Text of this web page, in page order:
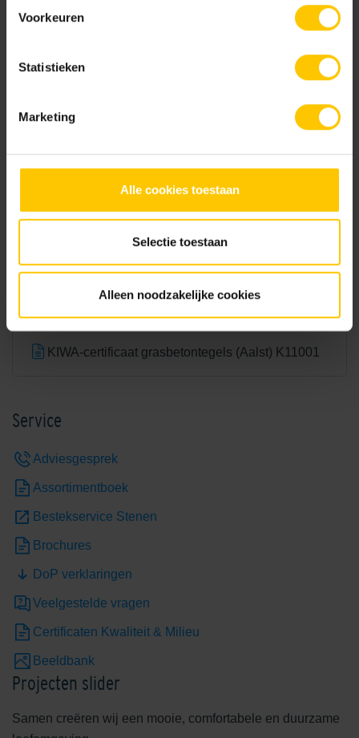
Voorkeuren
Statistieken
Marketing
Alle cookies toestaan
Selectie toestaan
Alleen noodzakelijke cookies
Deer Concrete Ondergrondopbouw
KIWA-certificaat grasbetontegels (Aalst) K11001
Service
Adviesgesprek
Assortimentboek
Bestekservice Stenen
Brochures
DoP verklaringen
Veelgestelde vragen
Certificaten Kwaliteit & Milieu
Beeldbank
Projecten slider
Samen creëren wij een mooie, comfortabele en duurzame